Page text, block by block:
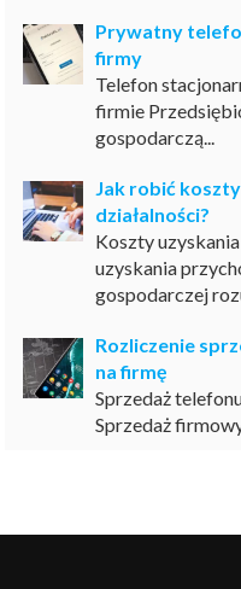
Prywatny
firmy
Telefon
firmie
gospodarczą...
Jak robić
działalności?
Koszty
uzyskania
gospodarczej
Rozliczenie
na firmę
Sprzedaż
Sprzedaż